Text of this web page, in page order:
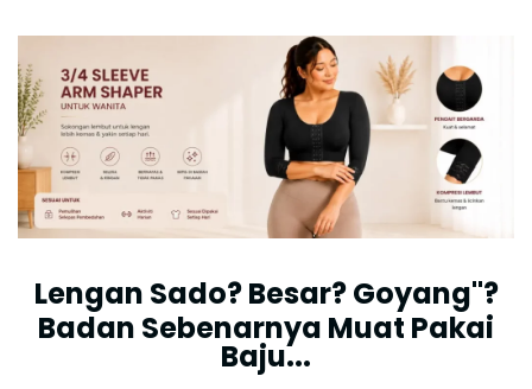
Lengan Sado? Besar? Goyang"?
Badan Sebenarnya Muat Pakai
Baju...